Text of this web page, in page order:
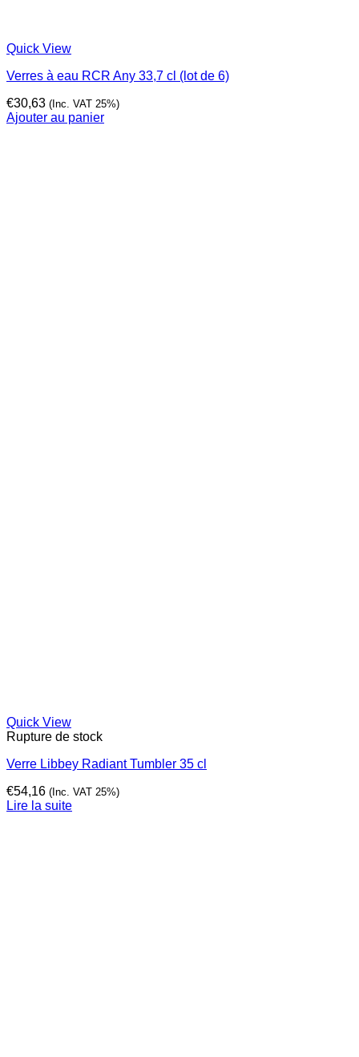
Quick View
Verres à eau RCR Any 33,7 cl (lot de 6)
€30,63 (Inc. VAT 25%)
Ajouter au panier
Quick View
Rupture de stock
Verre Libbey Radiant Tumbler 35 cl
€54,16 (Inc. VAT 25%)
Lire la suite